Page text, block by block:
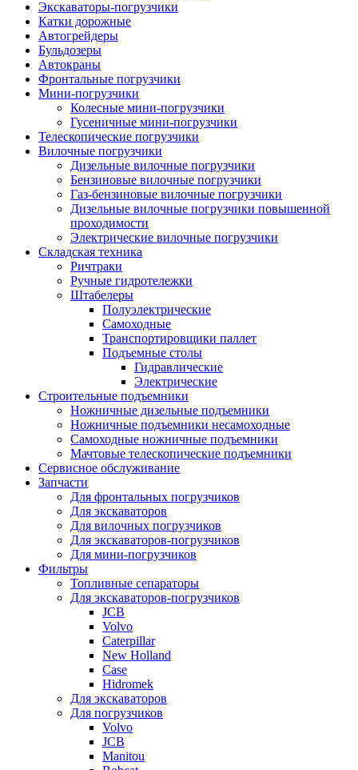
Экскаваторы-погрузчики
Катки дорожные
Автогрейдеры
Бульдозеры
Автокраны
Фронтальные погрузчики
Мини-погрузчики
Колесные мини-погрузчики
Гусеничные мини-погрузчики
Телескопические погрузчики
Вилочные погрузчики
Дизельные вилочные погрузчики
Бензиновые вилочные погрузчики
Газ-бензиновые вилочные погрузчики
Дизельные вилочные погрузчики повышенной
проходимости
Электрические вилочные погрузчики
Складская техника
Ричтраки
Ручные гидротележки
Штабелеры
Полуэлектрические
Самоходные
Транспортировщики паллет
Подъемные столы
Гидравлические
Электрические
Строительные подъемники
Ножничные дизельные подъемники
Ножничные подъемники несамоходные
Самоходные ножничные подъемники
Мачтовые телескопические подъемники
Сервисное обслуживание
Запчасти
Для фронтальных погрузчиков
Для экскаваторов
Для вилочных погрузчиков
Для экскаваторов-погрузчиков
Для мини-погрузчиков
Фильтры
Топливные сепараторы
Для экскаваторов-погрузчиков
JCB
Volvo
Caterpillar
New Holland
Case
Hidromek
Для экскаваторов
Для погрузчиков
Volvo
JCB
Manitou